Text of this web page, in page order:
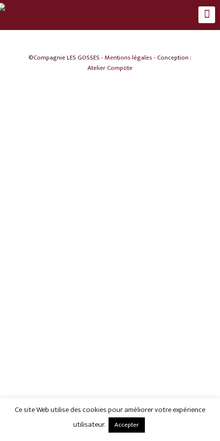
©Compagnie LES GOSSES -Mentions légales- Conception :
Atelier Compöte
Ce site Web utilise des cookies pour améliorer votre expérience
utilisateur.
Accepter